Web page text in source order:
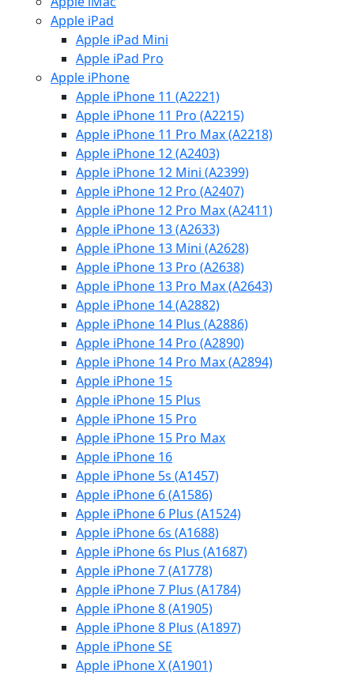
Apple iPad
Apple iPad Mini
Apple iPad Pro
Apple iPhone
Apple iPhone 11 (A2221)
Apple iPhone 11 Pro (A2215)
Apple iPhone 11 Pro Max (A2218)
Apple iPhone 12 (A2403)
Apple iPhone 12 Mini (A2399)
Apple iPhone 12 Pro (A2407)
Apple iPhone 12 Pro Max (A2411)
Apple iPhone 13 (A2633)
Apple iPhone 13 Mini (A2628)
Apple iPhone 13 Pro (A2638)
Apple iPhone 13 Pro Max (A2643)
Apple iPhone 14 (A2882)
Apple iPhone 14 Plus (A2886)
Apple iPhone 14 Pro (A2890)
Apple iPhone 14 Pro Max (A2894)
Apple iPhone 15
Apple iPhone 15 Plus
Apple iPhone 15 Pro
Apple iPhone 15 Pro Max
Apple iPhone 16
Apple iPhone 5s (A1457)
Apple iPhone 6 (A1586)
Apple iPhone 6 Plus (A1524)
Apple iPhone 6s (A1688)
Apple iPhone 6s Plus (A1687)
Apple iPhone 7 (A1778)
Apple iPhone 7 Plus (A1784)
Apple iPhone 8 (A1905)
Apple iPhone 8 Plus (A1897)
Apple iPhone SE
Apple iPhone X (A1901)